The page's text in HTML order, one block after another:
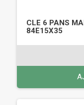
CLE 6 PANS
84E15X35